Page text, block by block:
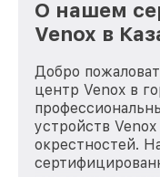
О нашем
Venox в
Добро
центр Venox в
устройств
окрестностей.